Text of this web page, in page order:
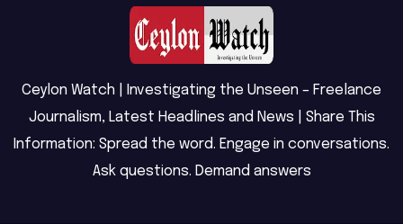
Ceylon Watch | Investigating the Unseen – Freelance
Journalism, Latest Headlines and News | Share This
Information: Spread the word. Engage in conversations.
Ask questions. Demand answers